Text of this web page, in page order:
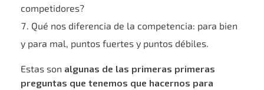
competidores?
Qué nos diferencia de la competencia: para bien
y para mal, puntos fuertes y puntos débiles.
Estas son algunas de las primeras primeras
preguntas que tenemos que hacernos para